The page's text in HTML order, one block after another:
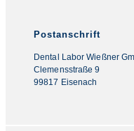
Postanschrift
Dental Labor Wießner
Clemensstraße 9
99817 Eisenach